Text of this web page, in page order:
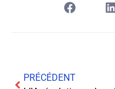
PRÉCÉDENT